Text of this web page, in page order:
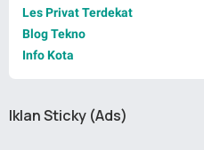
Les Privat Terdekat
Blog Tekno
Info Kota
Iklan Sticky (Ads)